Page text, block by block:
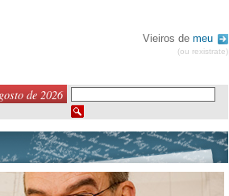
Vieiros de meu
(ou rexistrate)
de 2026